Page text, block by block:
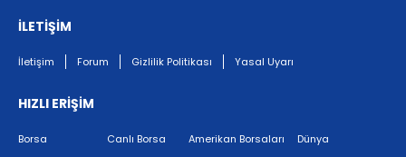
İLETİŞİM
İletişim Forum Gizlilik Politikası Yasal Uyarı
HIZLI ERİŞİM
Borsa
Canlı Borsa
Amerikan Borsaları
Dünya